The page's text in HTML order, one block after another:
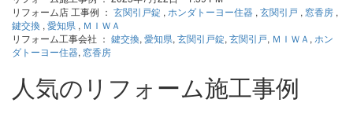
リフォーム店 工事例 ： 玄関引戸錠 , ホンダトーヨー住器 , 玄関引戸 , 窓香房 ,
鍵交換 , 愛知県 , ＭＩＷＡ
リフォーム工事会社 ： 鍵交換, 愛知県, 玄関引戸錠, 玄関引戸, ＭＩＷＡ , ホン
ダトーヨー住器, 窓香房
人気のリフォーム施工事例